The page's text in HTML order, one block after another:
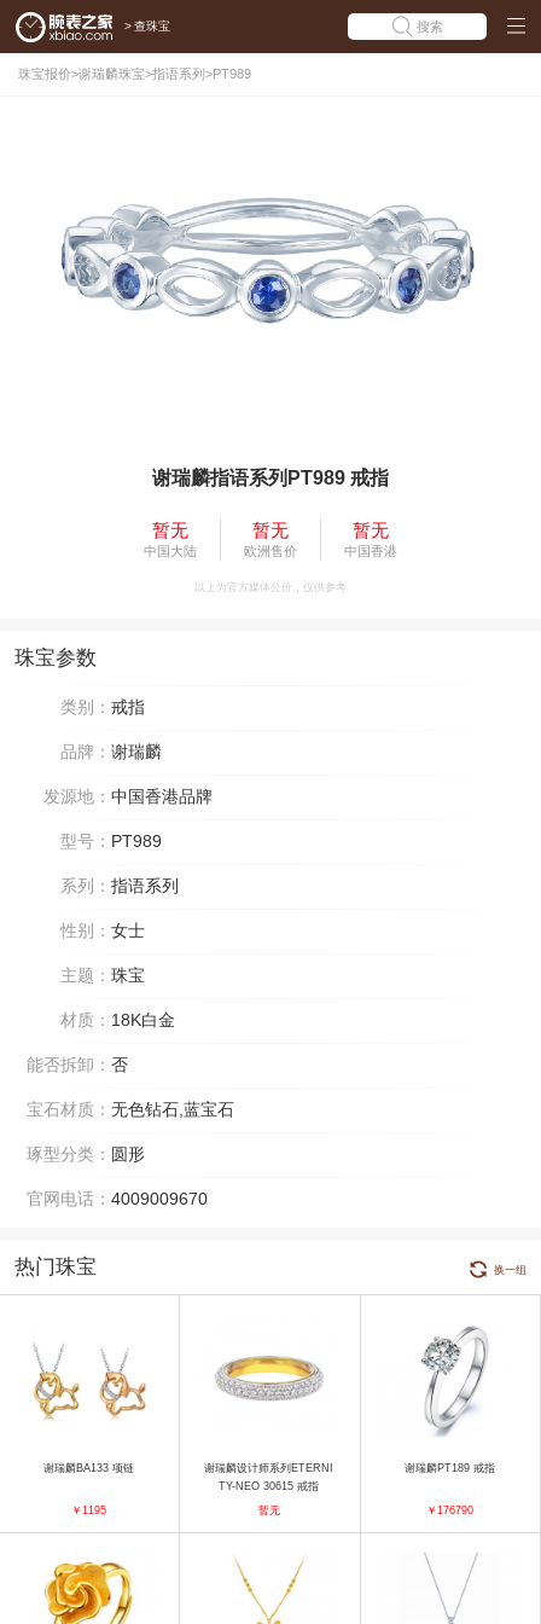
> 查珠宝 搜索
珠宝报价>谢瑞麟珠宝>指语系列 >PT989
谢瑞麟指语系列PT989 戒指
暂无
中国大陆
暂无
欧洲售价
暂无
中国香港
以上为官方媒体公价，仅供参考
珠宝参数
类别： 戒指
品牌： 谢瑞麟
发源地： 中国香港品牌
型号： PT989
系列： 指语系列
性别： 女士
主题： 珠宝
材质： 18K白金
能否拆卸： 否
宝石材质： 无色钻石,蓝宝石
琢型分类： 圆形
官网电话： 4009009670
热门珠宝 换一组
谢瑞麟BA133 项链
￥1195
谢瑞麟设计师系列ETERNI
TY-NEO 30615 戒指
暂无
谢瑞麟PT189 戒指
￥176790